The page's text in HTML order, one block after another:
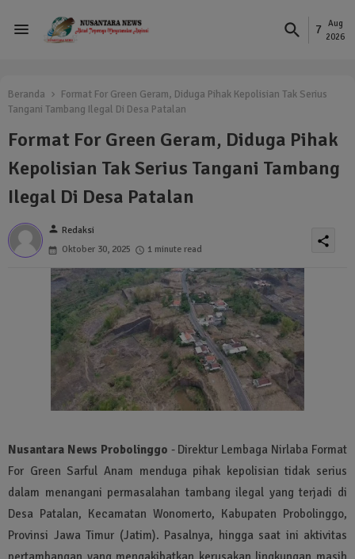
7
Aug
2026
Beranda
Format For Green Geram, Diduga Pihak Kepolisian Tak Serius
Tangani Tambang Ilegal Di Desa Patalan
Format For Green Geram, Diduga Pihak
Kepolisian Tak Serius Tangani Tambang
Ilegal Di Desa Patalan
person Redaksi
Oktober 30, 2025
1 minute read
share
Nusantara News Probolinggo - Direktur Lembaga Nirlaba Format
For Green Sarful Anam menduga pihak kepolisian tidak serius
dalam menangani permasalahan tambang ilegal yang terjadi di
Desa Patalan, Kecamatan Wonomerto, Kabupaten Probolinggo,
Provinsi Jawa Timur (Jatim). Pasalnya, hingga saat ini aktivitas